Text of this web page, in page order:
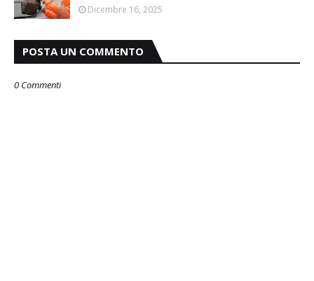
Dicembre 16, 2025
POSTA UN COMMENTO
0 Commenti